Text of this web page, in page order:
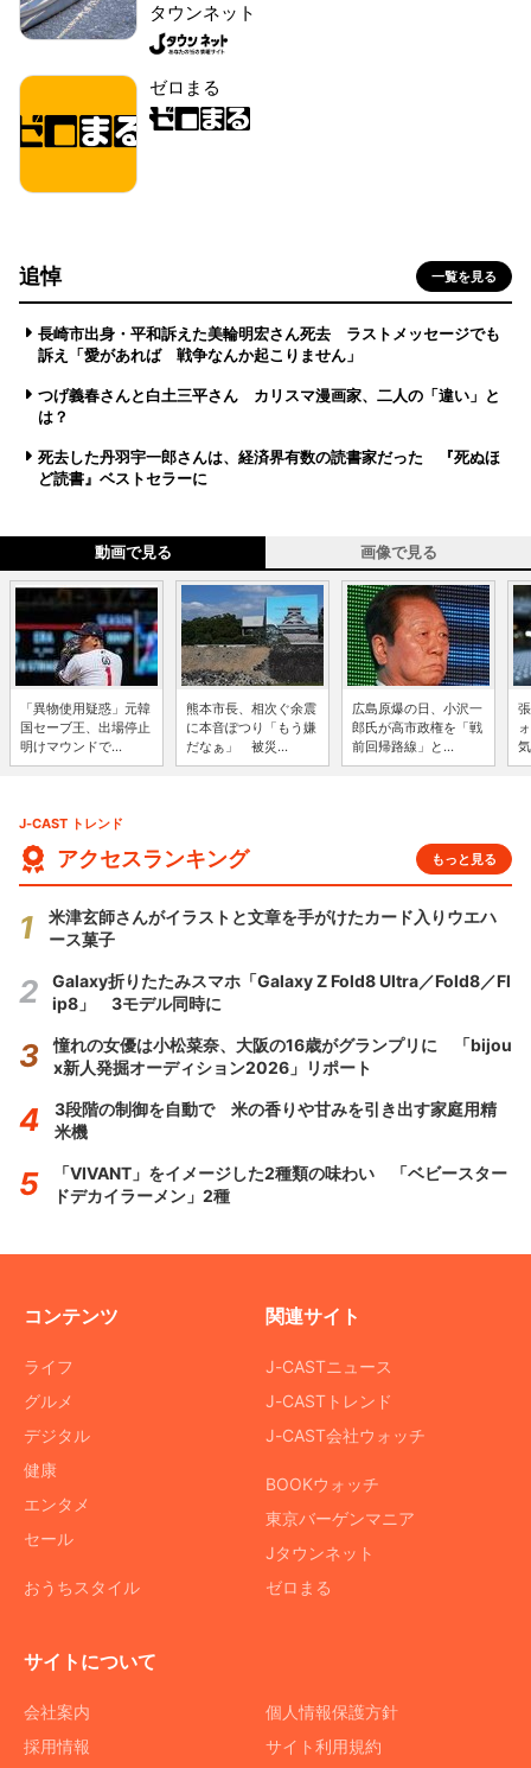
タウンネット
ゼロまる
追悼 一覧を見る
長崎市出身・平和訴えた美輪明宏さん死去 ラストメッセージでも
訴え「愛があれば 戦争なんか起こりません」
つげ義春さんと白土三平さん カリスマ漫画家、二人の「違い」と
は？
死去した丹羽宇一郎さんは、経済界有数の読書家だった 『死ぬほ
ど読書』ベストセラーに
動画で見る 画像で見る
「異物使用疑惑」元韓
国セーブ王、出場停止
明けマウンドで...
熊本市長、相次ぐ余震
に本音ぽつり「もう嫌
だなぁ」 被災...
広島原爆の日、小沢一
郎氏が高市政権を「戦
前回帰路線」と...
J-CAST トレンド
アクセスランキング もっと見る
米津玄師さんがイラストと文章を手がけたカード入りウエハ
ース菓子
Galaxy折りたたみスマホ「Galaxy Z Fold8 Ultra／Fold8／Fl
ip8」 3モデル同時に
憧れの女優は小松菜奈、大阪の16歳がグランプリに 「bijou
x新人発掘オーディション2026」リポート
3段階の制御を自動で 米の香りや甘みを引き出す家庭用精
米機
「VIVANT」をイメージした2種類の味わい 「ベビースター
ドデカイラーメン」2種
コンテンツ
ライフ
グルメ
デジタル
健康
エンタメ
セール
おうちスタイル
関連サイト
J-CASTニュース
J-CASTトレンド
J-CAST会社ウォッチ
BOOKウォッチ
東京バーゲンマニア
Jタウンネット
ゼロまる
サイトについて
会社案内
採用情報
個人情報保護方針
サイト利用規約